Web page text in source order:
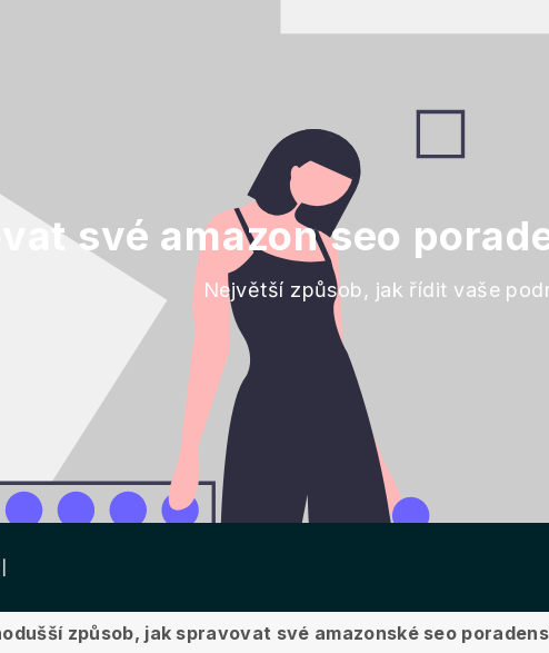
své amazon seo
Největší způsob, jak řídit vaše
způsob, jak spravovat své amazonské seo